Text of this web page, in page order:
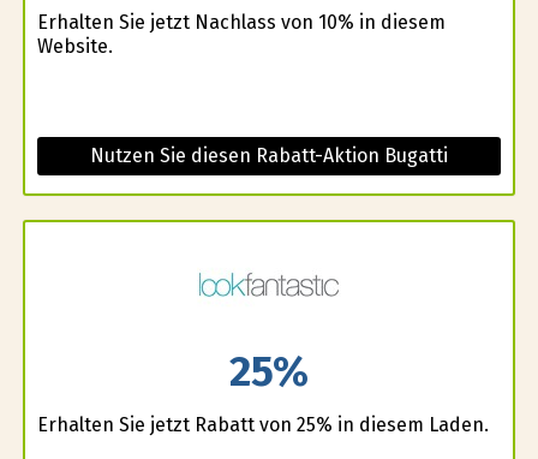
Erhalten Sie jetzt Nachlass von 10% in diesem
Website.
Nutzen Sie diesen Rabatt-Aktion Bugatti
25%
Erhalten Sie jetzt Rabatt von 25% in diesem Laden.